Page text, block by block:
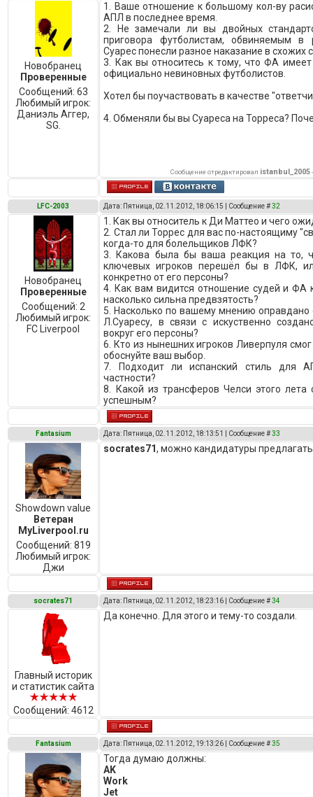
Новобранец
Проверенные
Сообщений: 63
Любимый игрок:
Даниэль Аггер,
SG.
1. Ваше отношение к большому кол-ву
АПЛ в последнее время.
2. Не замечали ли вы двойных
приговора футболистам, обвиняемым в
Суарес понесли разное наказание в схожих
3. Как вы относитесь к тому, что ФА
официально невиновных футболистов.
Хотел бы поучаствовать в качестве
4. Обменяли бы вы Суареса на Торреса?
Сообщение отредактировал istanbul_2005
LFC-2003 Дата: Пятница, 02.11.2012, 18:06:15 | Сообщение #32
Новобранец
Проверенные
Сообщений: 2
Любимый игрок:
FC Liverpool
1. Как вы относитель к Ди Маттео и чего
2. Стал ли Торрес для вас по-настоящиму
когда-то для болельщиков ЛФК?
3. Какова была бы ваша реакция на то,
ключевых игроков перешёл бы в ЛФК,
конкретно от его персоны?
4. Как вам видится отношение судей и ФА
насколько сильна предвзятость?
5. Насколько по вашему мнению оправдано
Л.Суаресу, в связи с искуственно
вокруг его персоны?
6. Кто из нынешних игроков Ливерпуля
обоснуйте ваш выбор.
7. Подходит ли испанский стиль
частности?
8. Какой из трансферов Челси этого лета
успешным?
Fantasium Дата: Пятница, 02.11.2012, 18:13:51 | Сообщение #33
Showdown value
Ветеран
MyLiverpool.ru
Сообщений: 819
Любимый игрок:
Джи
socrates71, можно кандидатуры
socrates71 Дата: Пятница, 02.11.2012, 18:23:16 | Сообщение #34
Главный историк
и статистик сайта
Сообщений: 4612
Да конечно. Для этого и тему-то создали.
Fantasium Дата: Пятница, 02.11.2012, 19:13:26 | Сообщение #35
Тогда думаю должны:
AK
Work
Jet